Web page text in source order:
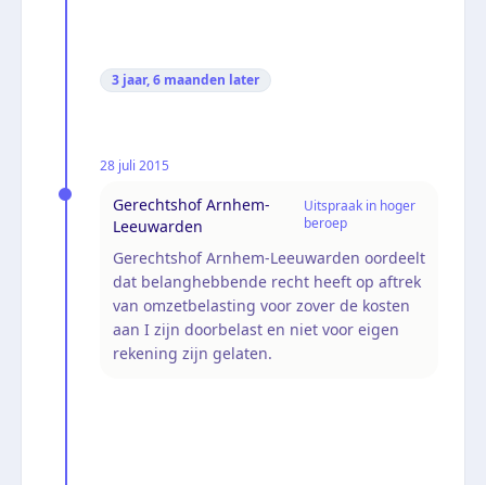
3 jaar, 6 maanden later
28 juli 2015
Gerechtshof Arnhem-
Leeuwarden
Uitspraak in hoger
beroep
Gerechtshof Arnhem-Leeuwarden oordeelt
dat belanghebbende recht heeft op aftrek
van omzetbelasting voor zover de kosten
aan I zijn doorbelast en niet voor eigen
rekening zijn gelaten.